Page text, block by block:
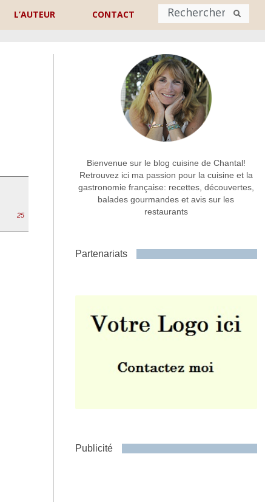
L’AUTEUR CONTACT
Nom
Commentaire ou message *
25
Bienvenue sur le blog cuisine de Chantal!
Retrouvez ici ma passion pour la cuisine et la
gastronomie française: recettes, découvertes,
balades gourmandes et avis sur les
restaurants
Partenariats
Publicité